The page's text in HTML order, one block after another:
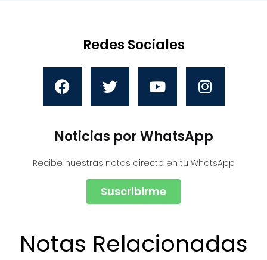
Redes Sociales
Noticias por WhatsApp
Recibe nuestras notas directo en tu WhatsApp
Suscribirme
Notas Relacionadas